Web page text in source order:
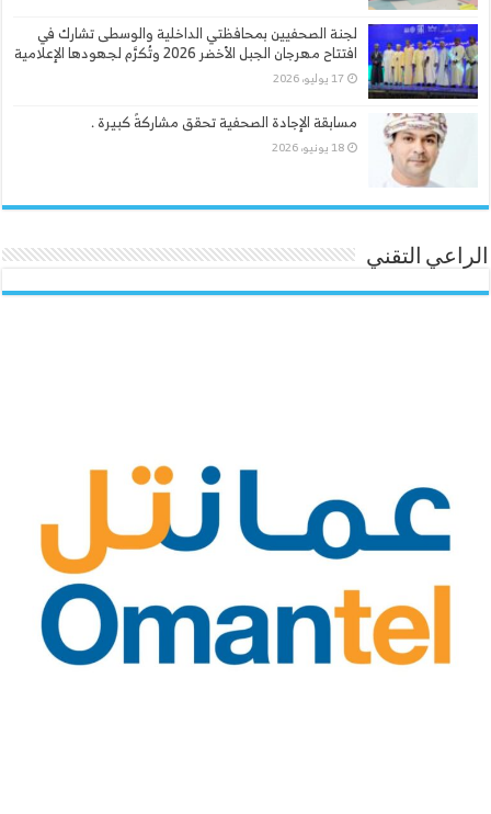
لجنة الصحفيين بمحافظتي الداخلية والوسطى تشارك في
افتتاح مهرجان الجبل الأخضر 2026 وتُكرَّم لجهودها الإعلامية
17 يوليو، 2026
مسابقة الإجادة الصحفية تحقق مشاركةً كبيرة .
18 يونيو، 2026
الراعي التقني